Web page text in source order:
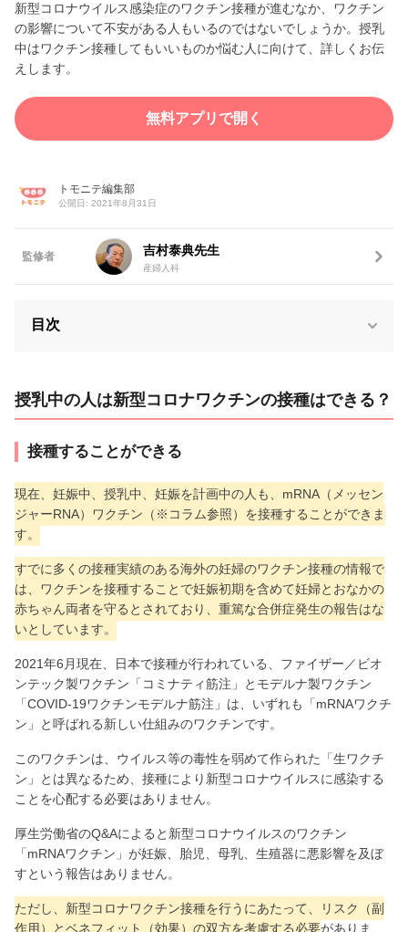
新型コロナウイルス感染症のワクチン接種が進むなか、ワクチン
の影響について不安がある人もいるのではないでしょうか。授乳
中はワクチン接種してもいいものか悩む人に向けて、詳しくお伝
えします。
無料アプリで開く
トモニテ編集部
公開日: 2021年8月31日
監修者 吉村泰典先生
産婦人科
目次
授乳中の人は新型コロナワクチンの接種はできる？
接種することができる
現在、妊娠中、授乳中、妊娠を計画中の人も、mRNA（メッセン
ジャーRNA）ワクチン（※コラム参照）を接種することができま
す。
すでに多くの接種実績のある海外の妊婦のワクチン接種の情報で
は、ワクチンを接種することで妊娠初期を含めて妊婦とおなかの
赤ちゃん両者を守るとされており、重篤な合併症発生の報告はな
いとしています。
2021年6月現在、日本で接種が行われている、ファイザー／ビオ
ンテック製ワクチン「コミナティ筋注」とモデルナ製ワクチン
「COVID-19ワクチンモデルナ筋注」は、いずれも「mRNAワクチ
ン」と呼ばれる新しい仕組みのワクチンです。
このワクチンは、ウイルス等の毒性を弱めて作られた「生ワクチ
ン」とは異なるため、接種により新型コロナウイルスに感染する
ことを心配する必要はありません。
厚生労働省のQ&Aによると新型コロナウイルスのワクチン
「mRNAワクチン」が妊娠、胎児、母乳、生殖器に悪影響を及ぼ
すという報告はありません。
ただし、新型コロナワクチン接種を行うにあたって、リスク（副
作用）とベネフィット（効果）の双方を考慮する必要がありま